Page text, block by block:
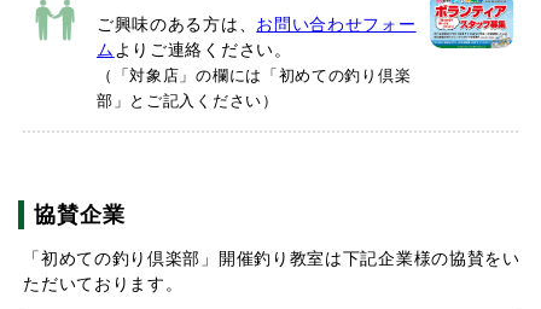
ご興味のある方は、 お問い合わせフォー
ム よりご連絡ください。
（「対象店」の欄には「初めての釣り倶楽
部」とご記入ください）
協賛企業
「初めての釣り倶楽部」開催釣り教室は下記企業様の協賛をい
ただいております。